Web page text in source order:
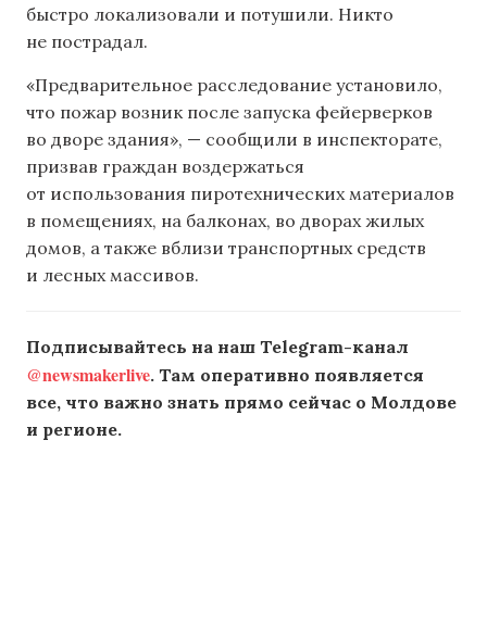
быстро локализовали и потушили. Никто
не пострадал.
«Предварительное расследование установило,
что пожар возник после запуска фейерверков
во дворе здания», — сообщили в инспекторате,
призвав граждан воздержаться
от использования пиротехнических материалов
в помещениях, на балконах, во дворах жилых
домов, а также вблизи транспортных средств
и лесных массивов.
Подписывайтесь на наш Telegram-канал
@newsmakerlive. Там оперативно появляется
все, что важно знать прямо сейчас о Молдове
и регионе.